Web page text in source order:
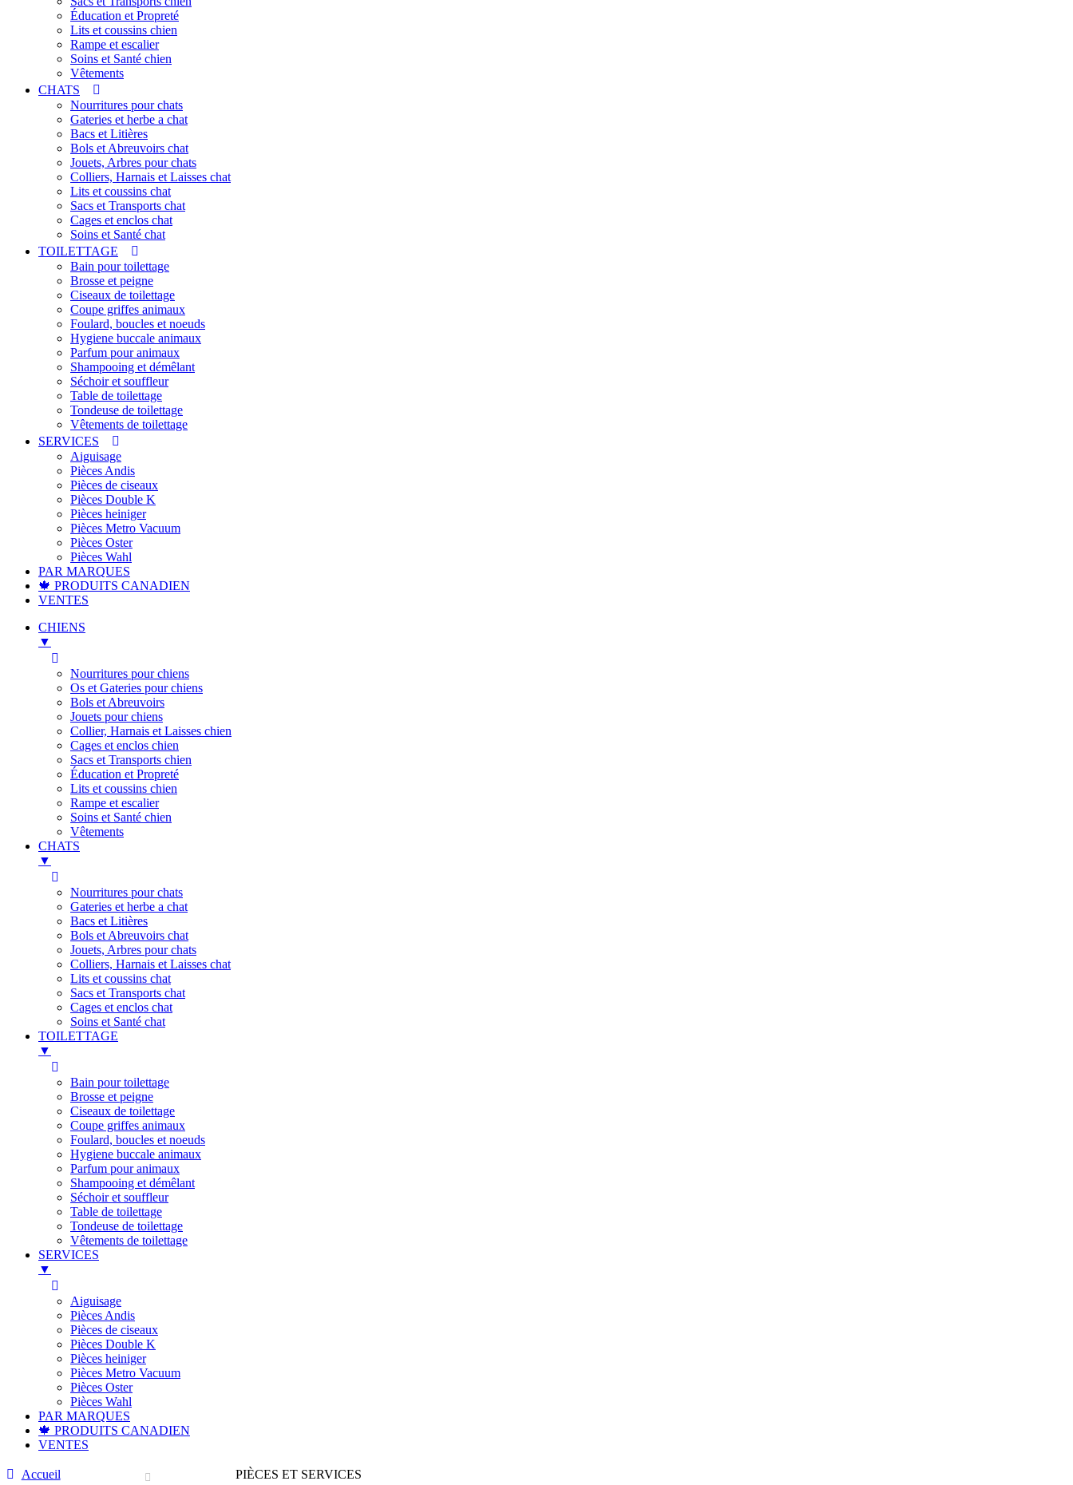
Éducation et Propreté
Lits et coussins chien
Rampe et escalier
Soins et Santé chien
Vêtements
CHATS
Nourritures pour chats
Gateries et herbe a chat
Bacs et Litières
Bols et Abreuvoirs chat
Jouets, Arbres pour chats
Colliers, Harnais et Laisses chat
Lits et coussins chat
Sacs et Transports chat
Cages et enclos chat
Soins et Santé chat
TOILETTAGE
Bain pour toilettage
Brosse et peigne
Ciseaux de toilettage
Coupe griffes animaux
Foulard, boucles et noeuds
Hygiene buccale animaux
Parfum pour animaux
Shampooing et démêlant
Séchoir et souffleur
Table de toilettage
Tondeuse de toilettage
Vêtements de toilettage
SERVICES
Aiguisage
Pièces Andis
Pièces de ciseaux
Pièces Double K
Pièces heiniger
Pièces Metro Vacuum
Pièces Oster
Pièces Wahl
PAR MARQUES
🍁 PRODUITS CANADIEN
VENTES
CHIENS
▼
Nourritures pour chiens
Os et Gateries pour chiens
Bols et Abreuvoirs
Jouets pour chiens
Collier, Harnais et Laisses chien
Cages et enclos chien
Sacs et Transports chien
Éducation et Propreté
Lits et coussins chien
Rampe et escalier
Soins et Santé chien
Vêtements
CHATS
▼
Nourritures pour chats
Gateries et herbe a chat
Bacs et Litières
Bols et Abreuvoirs chat
Jouets, Arbres pour chats
Colliers, Harnais et Laisses chat
Lits et coussins chat
Sacs et Transports chat
Cages et enclos chat
Soins et Santé chat
TOILETTAGE
▼
Bain pour toilettage
Brosse et peigne
Ciseaux de toilettage
Coupe griffes animaux
Foulard, boucles et noeuds
Hygiene buccale animaux
Parfum pour animaux
Shampooing et démêlant
Séchoir et souffleur
Table de toilettage
Tondeuse de toilettage
Vêtements de toilettage
SERVICES
▼
Aiguisage
Pièces Andis
Pièces de ciseaux
Pièces Double K
Pièces heiniger
Pièces Metro Vacuum
Pièces Oster
Pièces Wahl
PAR MARQUES
🍁 PRODUITS CANADIEN
VENTES
Accueil PIÈCES ET SERVICES